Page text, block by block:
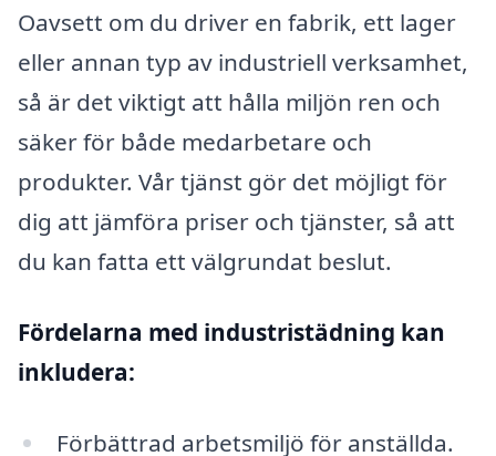
Oavsett om du driver en fabrik, ett lager
eller annan typ av industriell verksamhet,
så är det viktigt att hålla miljön ren och
säker för både medarbetare och
produkter. Vår tjänst gör det möjligt för
dig att jämföra priser och tjänster, så att
du kan fatta ett välgrundat beslut.
Fördelarna med industristädning kan
inkludera:
Förbättrad arbetsmiljö för anställda.